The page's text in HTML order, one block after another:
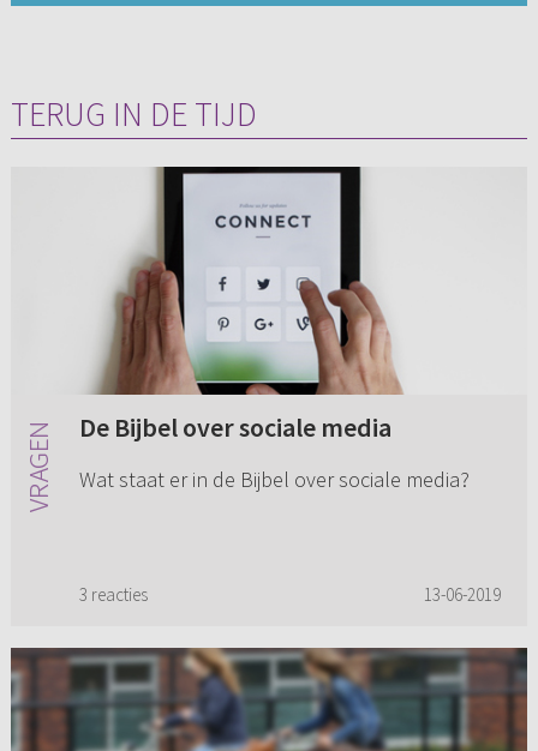
TERUG IN DE TIJD
De Bijbel over sociale media
Wat staat er in de Bijbel over sociale media?
3 reacties 13-06-2019